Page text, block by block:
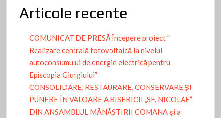
Articole recente
COMUNICAT DE PRESĂ Începere proiect ”
Realizare centrală fotovoltaică la nivelul
autoconsumului de energie electrică pentru
Episcopia Giurgiului”
CONSOLIDARE, RESTAURARE, CONSERVARE ȘI
PUNERE ÎN VALOARE A BISERICII „SF. NICOLAE”
DIN ANSAMBLUL MĂNĂSTIRII COMANA și a